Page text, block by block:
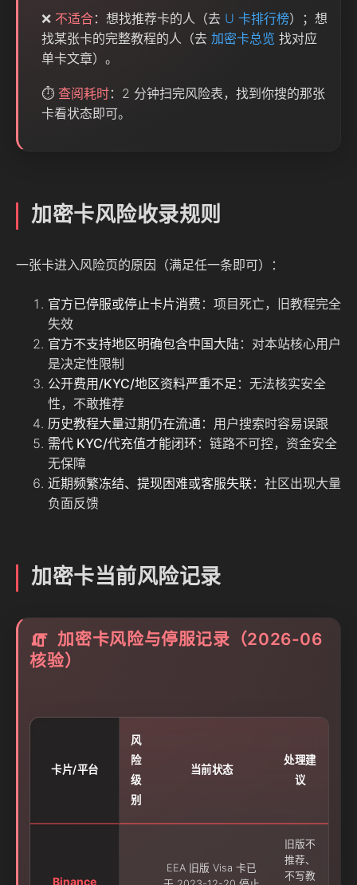
❌ 不适合：想找推荐卡的人（去 U 卡排行榜）；想
找某张卡的完整教程的人（去 加密卡总览 找对应
单卡文章）。
⏱️ 查阅耗时：2 分钟扫完风险表，找到你搜的那张
卡看状态即可。
加密卡风险收录规则
一张卡进入风险页的原因（满足任一条即可）：
官方已停服或停止卡片消费 ：项目死亡，旧教程完全
失效
官方不支持地区明确包含中国大陆：对本站核心用户
是决定性限制
公开费用/KYC/地区资料严重不足 ：无法核实安全
性，不敢推荐
历史教程大量过期仍在流通 ：用户搜索时容易误跟
需代 KYC/代充值才能闭环 ：链路不可控，资金安全
无保障
近期频繁冻结、提现困难或客服失联：社区出现大量
负面反馈
加密卡当前风险记录
🧯 加密卡风险与停服记录（2026-06
核验）
卡片/平台
风
险
级
别
当前状态
处理建
议
Binance
EEA 旧版 Visa 卡已
旧版不
推荐、
不写教